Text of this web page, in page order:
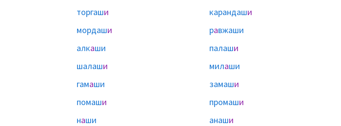
торгаши карандаши
мордаши равжаши
алкаши палаши
шалаши милаши
гамаши замаши
помаши промаши
наши анаши